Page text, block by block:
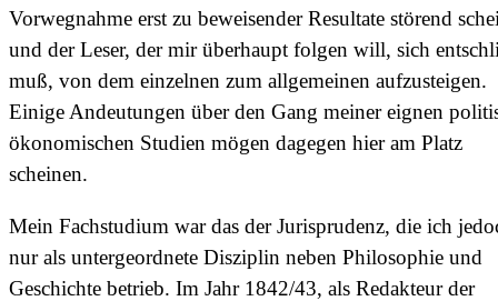
Vorwegnahme erst zu beweisender Resultate störend
und der Leser, der mir überhaupt folgen will, sich
muß, von dem einzelnen zum allgemeinen aufzusteigen.
Einige Andeutungen über den Gang meiner eignen
ökonomischen Studien mögen dagegen hier am Platz
scheinen.
Mein Fachstudium war das der Jurisprudenz, die ich
nur als untergeordnete Disziplin neben Philosophie und
Geschichte betrieb. Im Jahr 1842/43, als Redakteur der